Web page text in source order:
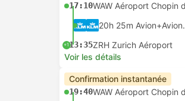
17:10
20h 25m Avion+Avion.
+113:35ZRH Zurich Aéroport
Voir les détails
Confirmation instantanée
19:40